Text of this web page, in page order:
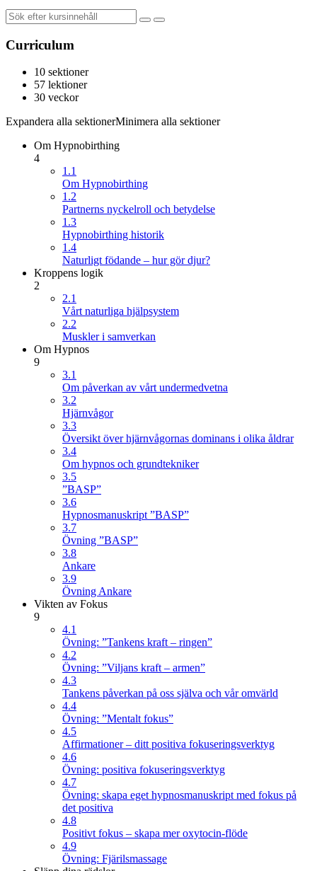
Curriculum
10 sektioner
57 lektioner
30 veckor
Expandera alla sektionerMinimera alla sektioner
Om Hypnobirthing
4
1.1
Om Hypnobirthing
1.2
Partnerns nyckelroll och betydelse
1.3
Hypnobirthing historik
1.4
Naturligt födande – hur gör djur?
Kroppens logik
2
2.1
Vårt naturliga hjälpsystem
2.2
Muskler i samverkan
Om Hypnos
9
3.1
Om påverkan av vårt undermedvetna
3.2
Hjärnvågor
3.3
Översikt över hjärnvågornas dominans i olika åldrar
3.4
Om hypnos och grundtekniker
3.5
”BASP”
3.6
Hypnosmanuskript ”BASP”
3.7
Övning ”BASP”
3.8
Ankare
3.9
Övning Ankare
Vikten av Fokus
9
4.1
Övning: ”Tankens kraft – ringen”
4.2
Övning: ”Viljans kraft – armen”
4.3
Tankens påverkan på oss själva och vår omvärld
4.4
Övning: ”Mentalt fokus”
4.5
Affirmationer – ditt positiva fokuseringsverktyg
4.6
Övning: positiva fokuseringsverktyg
4.7
Övning: skapa eget hypnosmanuskript med fokus på
det positiva
4.8
Positivt fokus – skapa mer oxytocin-flöde
4.9
Övning: Fjärilsmassage